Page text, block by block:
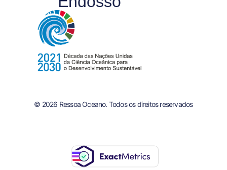
© 2026 Ressoa Oceano. Todos os direitos reservados